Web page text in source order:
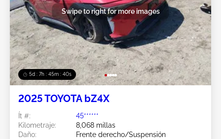
5d : 7h : 45m : 38s
Swipe to right for more images
2025 TOYOTA bZ4X
Ít #:
45******
Kilometraje:
8,068 millas
Daño:
Frente derecho/Suspensión